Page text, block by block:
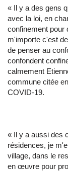
« Il y a des gens
avec la loi, en
confinement pour
m'importe c'est
de penser au
confondent
calmement
commune citée
COVID-19.
« Il y a aussi des
résidences, je
village, dans le
en œuvre pour